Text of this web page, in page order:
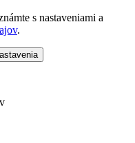
s nastaveniami a
.